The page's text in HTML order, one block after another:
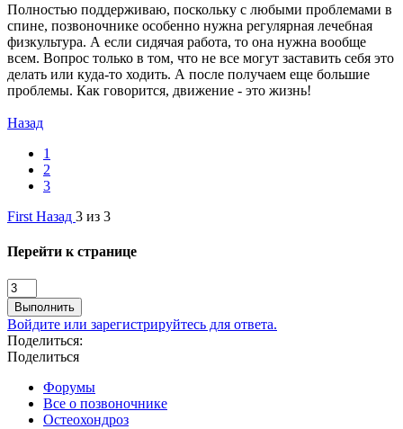
Полностью поддерживаю, поскольку с любыми проблемами в
спине, позвоночнике особенно нужна регулярная лечебная
физкультура. А если сидячая работа, то она нужна вообще
всем. Вопрос только в том, что не все могут заставить себя это
делать или куда-то ходить. А после получаем еще большие
проблемы. Как говорится, движение - это жизнь!
Назад
1
2
3
First Назад 3 из 3
Перейти к странице
Выполнить
Войдите или зарегистрируйтесь для ответа.
Поделиться:
Поделиться
Форумы
Все о позвоночнике
Остеохондроз